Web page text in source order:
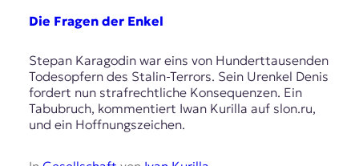
Die Fragen der Enkel
Stepan Karagodin war eins von Hunderttausenden
Todesopfern des Stalin-Terrors. Sein Urenkel Denis
fordert nun strafrechtliche Konsequenzen. Ein
Tabubruch, kommentiert Iwan Kurilla auf slon.ru,
und ein Hoffnungszeichen.